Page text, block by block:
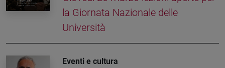
la Giornata Nazionale delle
Università
Eventi e cultura